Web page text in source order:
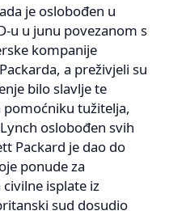
je oslobođen u
u u junu povezanom s
kompanije
a preživjeli su
bilo slavlje te
pomoćniku tužitelja,
oslobođen svih
Packard je dao do
ponude za
isplate iz
sud dosudio